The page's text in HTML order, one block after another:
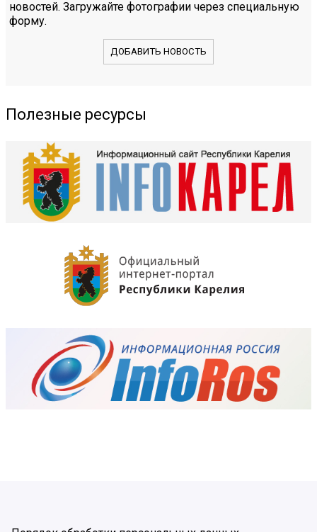
новостей. Загружайте фотографии через специальную
форму.
ДОБАВИТЬ НОВОСТЬ
Полезные ресурсы